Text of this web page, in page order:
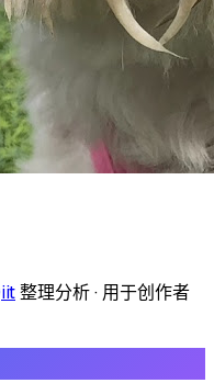
整理分析 · 用于创作者